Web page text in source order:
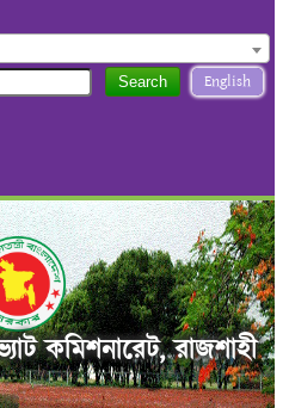
English
Search
কমিশনারেট, রাজশাহী